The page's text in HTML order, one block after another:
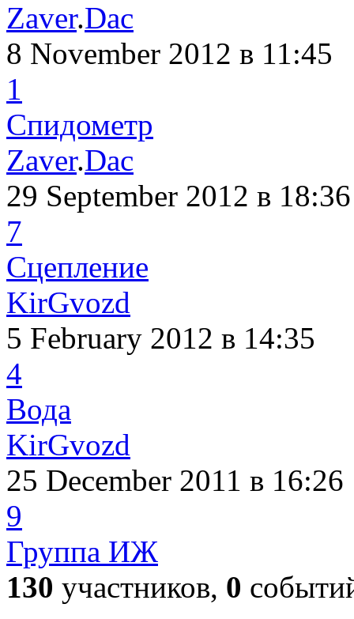
Zaver.Dac
8 November 2012 в 11:45
1
Спидометр
Zaver.Dac
29 September 2012 в 18:36
7
Сцепление
KirGvozd
5 February 2012 в 14:35
4
Вода
KirGvozd
25 December 2011 в 16:26
9
Группа ИЖ
130 участников, 0